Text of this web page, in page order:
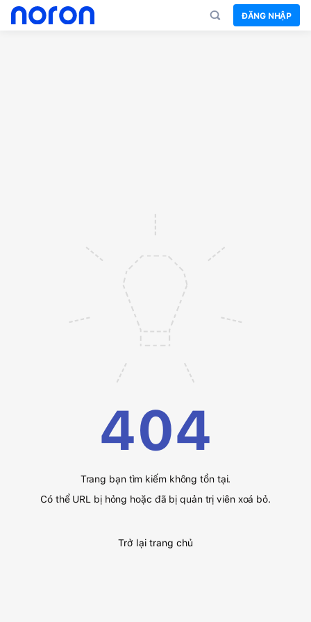
ĐĂNG NHẬP
404
Trang bạn tìm kiếm không tồn tại.
Có thể URL bị hỏng hoặc đã bị quản trị viên xoá bỏ.
Trở lại trang chủ